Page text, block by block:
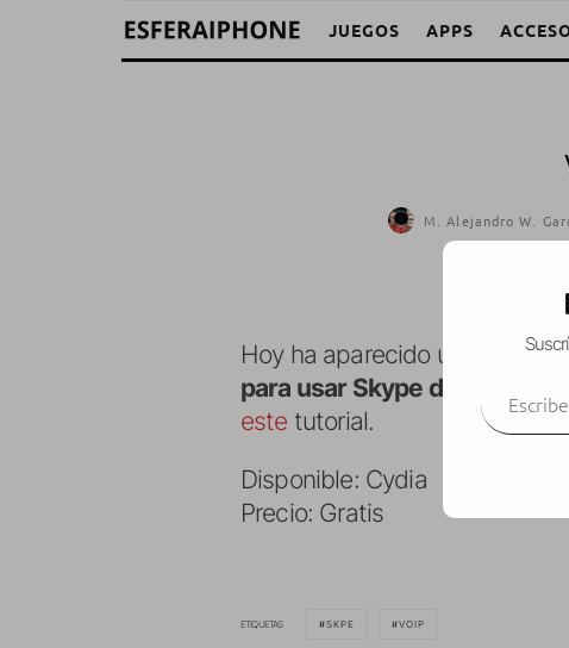
JUEGOS APPS
M. Alejandro W.
Hoy ha aparecido una nueva
para usar Skype directamente
este tutorial.
Disponible: Cydia
Precio: Gratis
ETIQUETAS SKPE VOIP